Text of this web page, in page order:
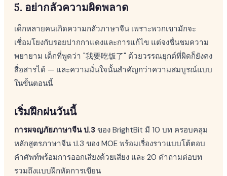
5. อย่ากลัวความผิดพลาด
เด็กหลายคนเกิดความกลัวภาษาจีน เพราะพวกเขามักจะ
เชื่อมโยงกับรอยปากกาแดงและการแก้ไข แต่จงชื่นชมความ
พยายาม เด็กที่พูดว่า "我要吃饭了" ด้วยวรรณยุกต์ที่ผิดก็ยังคง
สื่อสารได้ — และความมั่นใจนั้นสำคัญกว่าความสมบูรณ์แบบ
ในขั้นตอนนี้
เริ่มฝึกฝนวันนี้
การผจญภัยภาษาจีน ป.3 ของ BrightBit มี 10 บท ครอบคลุม
หลักสูตรภาษาจีน ป.3 ของ MOE พร้อมเรื่องราวแบบโต้ตอบ
คำศัพท์พร้อมการออกเสียงด้วยเสียง และ 20 คำถามต่อบท
รวมถึงแบบฝึกหัดการเขียน